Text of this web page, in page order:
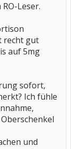
Leser.
recht gut
auf 5mg
sofort,
Ich fühle
und